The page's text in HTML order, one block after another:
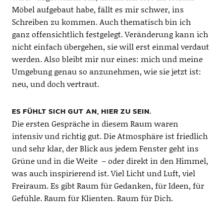
Möbel aufgebaut habe, fällt es mir schwer, ins
Schreiben zu kommen. Auch thematisch bin ich
ganz offensichtlich festgelegt. Veränderung kann ich
nicht einfach übergehen, sie will erst einmal verdaut
werden. Also bleibt mir nur eines: mich und meine
Umgebung genau so anzunehmen, wie sie jetzt ist:
neu, und doch vertraut.
ES FÜHLT SICH GUT AN, HIER ZU SEIN.
Die ersten Gespräche in diesem Raum waren
intensiv und richtig gut. Die Atmosphäre ist friedlich
und sehr klar, der Blick aus jedem Fenster geht ins
Grüne und in die Weite – oder direkt in den Himmel,
was auch inspirierend ist. Viel Licht und Luft, viel
Freiraum. Es gibt Raum für Gedanken, für Ideen, für
Gefühle. Raum für Klienten. Raum für Dich.